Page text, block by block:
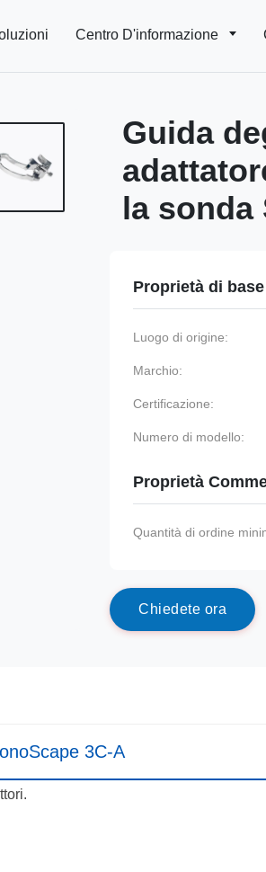
Centro D'informazione
Guida
la sonda
Proprietà di base
Luogo di origine:
Marchio:
Certificazione:
Numero di modello:
Proprietà
Quantità di ordine
C hiedete ora
3C-A